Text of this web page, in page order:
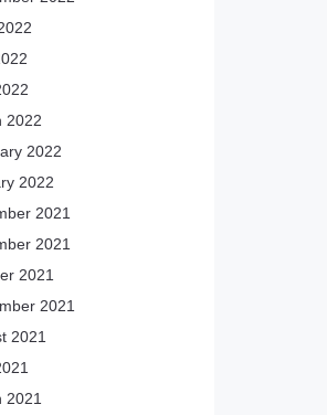
2022
2022
2022
2021
2021
2021
2021
2021
2021